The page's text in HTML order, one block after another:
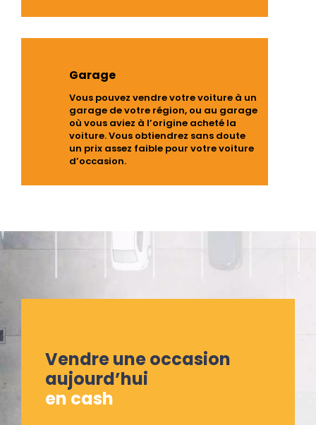
Garage
Vous pouvez vendre votre voiture à un
garage de votre région, ou au garage
où vous aviez à l’origine acheté la
voiture. Vous obtiendrez sans doute
un prix assez faible pour votre voiture
d’occasion.
Vendre une occasion
aujourd’hui
en cash